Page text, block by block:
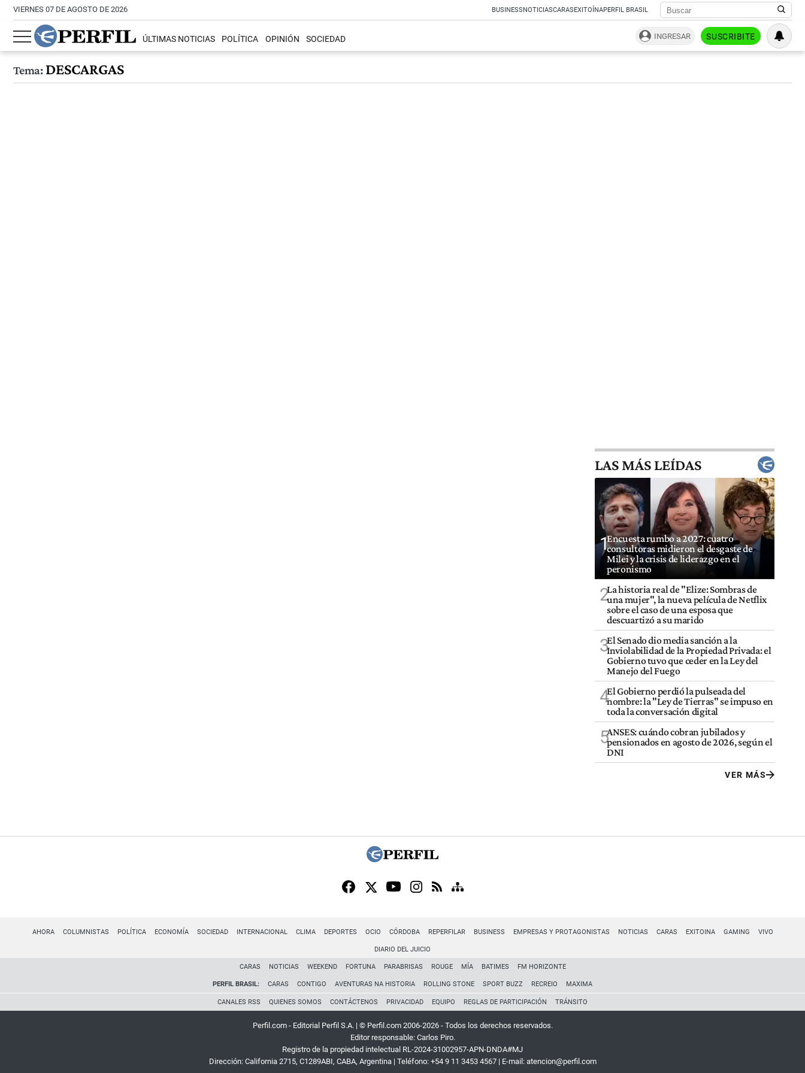
VIERNES 07 DE AGOSTO DE 2026 BUSINESSNOTICIASCARASEXITOÍNAPERFIL BRASIL
ÚLTIMAS NOTICIAS POLÍTICA OPINIÓN SOCIEDAD INGRESAR SUSCRIBITE
Tema:DESCARGAS
LAS MÁS LEÍDAS
1Encuesta rumbo a 2027: cuatro
consultoras midieron el desgaste de
Milei y la crisis de liderazgo en el
peronismo
2La historia real de "Elize: Sombras de
una mujer", la nueva película de Netflix
sobre el caso de una esposa que
descuartizó a su marido
3El Senado dio media sanción a la
Inviolabilidad de la Propiedad Privada: el
Gobierno tuvo que ceder en la Ley del
Manejo del Fuego
4El Gobierno perdió la pulseada del
nombre: la "Ley de Tierras" se impuso en
toda la conversación digital
5ANSES: cuándo cobran jubilados y
pensionados en agosto de 2026, según el
DNI
VER MÁS
AHORA COLUMNISTAS POLÍTICA ECONOMÍA SOCIEDAD INTERNACIONAL CLIMA DEPORTES OCIO CÓRDOBA REPERFILAR BUSINESS EMPRESAS Y PROTAGONISTAS NOTICIAS CARAS EXITOINA GAMING VIVO
DIARIO DEL JUICIO
CARAS NOTICIAS WEEKEND FORTUNA PARABRISAS ROUGE MÍA BATIMES FM HORIZONTE
PERFIL BRASIL: CARAS CONTIGO AVENTURAS NA HISTORIA ROLLING STONE SPORT BUZZ RECREIO MAXIMA
CANALES RSS QUIENES SOMOS CONTÁCTENOS PRIVACIDAD EQUIPO REGLAS DE PARTICIPACIÓN TRÁNSITO
Perfil.com - Editorial Perfil S.A. | © Perfil.com 2006-2026 - Todos los derechos reservados.
Editor responsable: Carlos Piro.
Registro de la propiedad intelectual RL-2024-31002957-APN-DNDA#MJ
Dirección: California 2715, C1289ABI, CABA, Argentina| Teléfono: +54 9 11 3453 4567| E-mail: atencion@perfil.com